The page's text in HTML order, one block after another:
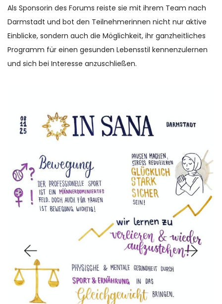
Als Sponsorin des Forums reiste sie mit ihrem Team nach
Darmstadt und bot den Teilnehmerinnen nicht nur aktive
Einblicke, sondern auch die Möglichkeit, ihr ganzheitliches
Programm für einen gesunden Lebensstil kennenzulernen
und sich bei Interesse anzuschließen.